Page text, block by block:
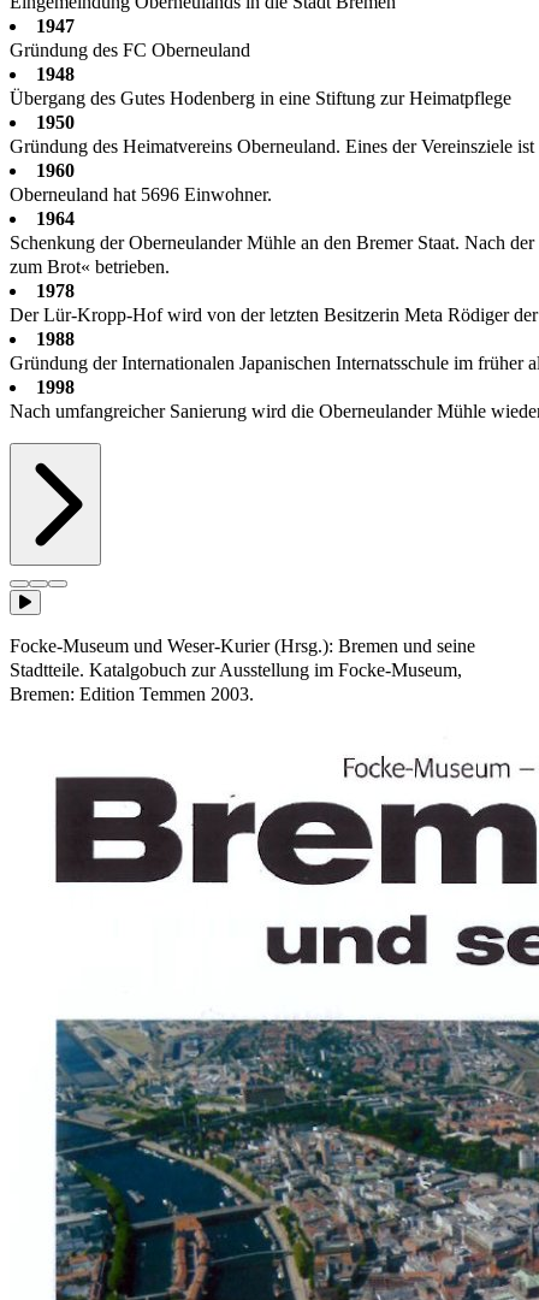
1947
Gründung des FC Oberneuland
1948
Übergang des Gutes Hodenberg in eine Stiftung zur Heimatpflege
1950
Gründung des Heimatvereins Oberneuland. Eines der Vereinsziele
1960
Oberneuland hat 5696 Einwohner.
1964
Schenkung der Oberneulander Mühle an den Bremer Staat. Nach
zum Brot« betrieben.
1978
Der Lür-Kropp-Hof wird von der letzten Besitzerin Meta Rödiger
1988
Gründung der Internationalen Japanischen Internatsschule im
1998
Nach umfangreicher Sanierung wird die Oberneulander Mühle
Focke-Museum und Weser-Kurier (Hrsg.): Bremen und seine
Stadtteile. Katalgobuch zur Ausstellung im Focke-Museum,
Bremen: Edition Temmen 2003.